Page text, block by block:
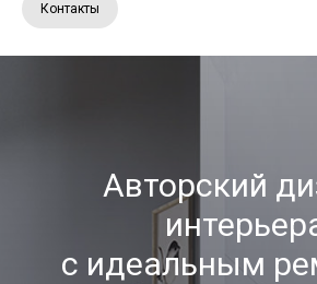
Контакты
Авторский
с идеальным